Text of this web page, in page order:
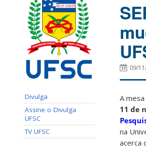
Divulga
Assine o Divulga
UFSC
TV UFSC
09/
A
11 de
na
acerca